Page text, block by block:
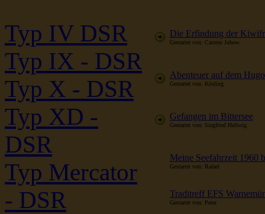
Typ IV DSR
Typ IX - DSR
Typ X - DSR
Typ XD -
DSR
Typ Mercator
- DSR
Die Erfindung der
Gestartet von: Carsten Johow
Abenteuer auf dem Hugo
Gestartet von: Kösling
Gefangen im Bittersee
Gestartet von: Siegfried Hellwig
Meine Seefahrzeit 1960
Gestartet von: Rafael
Traditreff EFS
Gestartet von: Peter